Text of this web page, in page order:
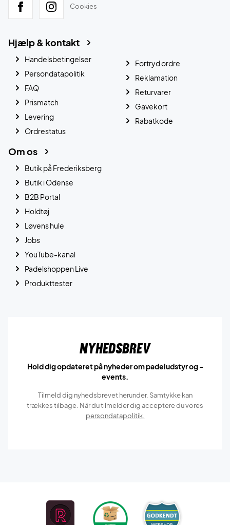
Cookies
Hjælp & kontakt
Handelsbetingelser
Persondatapolitik
FAQ
Prismatch
Levering
Ordrestatus
Fortryd ordre
Reklamation
Returvarer
Gavekort
Rabatkode
Om os
Butik på Frederiksberg
Butik i Odense
B2B Portal
Holdtøj
Løvens hule
Jobs
YouTube-kanal
Padelshoppen Live
Produkttester
Nyhedsbrev
Hold dig opdateret på nyheder om padeludstyr og -
events.
Tilmeld dig nyhedsbrevet herunder. Samtykke kan
trækkes tilbage. Når du tilmelder dig acceptere du vores
persondatapolitik.